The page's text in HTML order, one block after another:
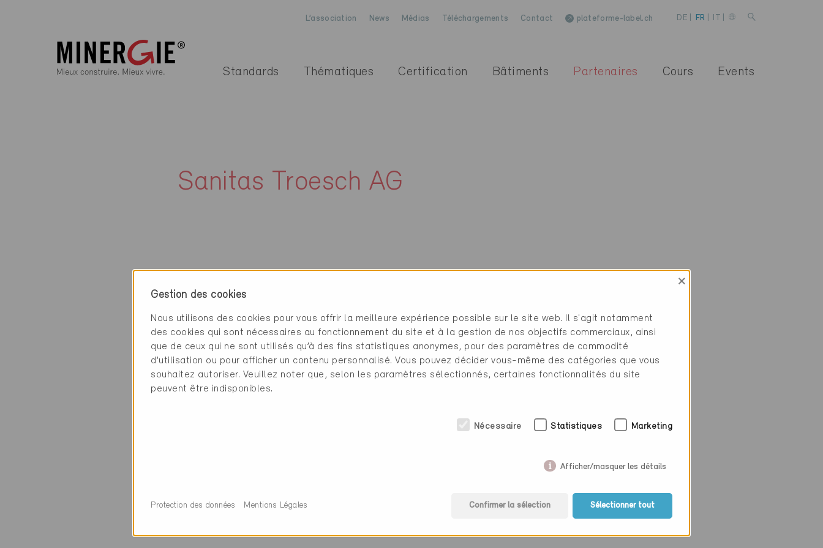
L’association News Médias Téléchargements Contact plateforme-label.ch DE FR
Standards Thématiques Certification Bâtiments Partenaires Cours Events
Sanitas Troesch AG
Sanitas Troesch AG
Sägestrasse 79
3098 Köniz
031 970 23 00
koeniz@sanitastroesch.ch
www.sanitastroesch.ch
Gestion des cookies
×
Nous utilisons des cookies pour vous offrir la meilleure expérience possible sur le site web. Il s'agit notamment
des cookies qui sont nécessaires au fonctionnement du site et à la gestion de nos objectifs commerciaux, ainsi
que de ceux qui ne sont utilisés qu’à des fins statistiques anonymes, pour des paramètres de commodité
d’utilisation ou pour afficher un contenu personnalisé. Vous pouvez décider vous-même des catégories que vous
souhaitez autoriser. Veuillez noter que, selon les paramètres sélectionnés, certaines fonctionnalités du site
peuvent être indisponibles.
Nécessaire Statistiques Marketing
Afficher/masquer les détails
Confirmer la sélection Sélectionner tout
Protection des données Mentions Légales